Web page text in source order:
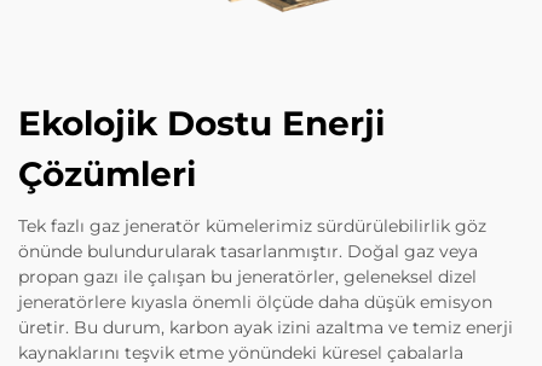
Ekolojik Dostu Enerji
Çözümleri
Tek fazlı gaz jeneratör kümelerimiz sürdürülebilirlik göz
önünde bulundurularak tasarlanmıştır. Doğal gaz veya
propan gazı ile çalışan bu jeneratörler, geleneksel dizel
jeneratörlere kıyasla önemli ölçüde daha düşük emisyon
üretir. Bu durum, karbon ayak izini azaltma ve temiz enerji
kaynaklarını teşvik etme yönündeki küresel çabalarla